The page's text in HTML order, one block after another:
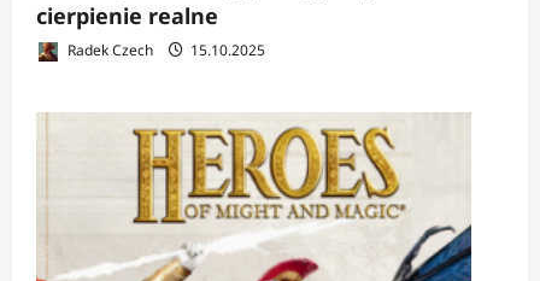
cierpienie realne
Radek Czech 15.10.2025